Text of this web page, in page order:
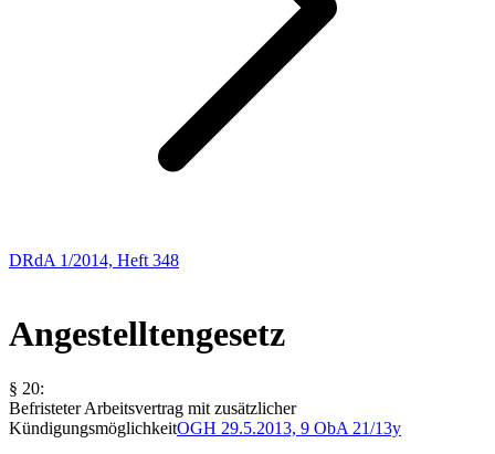
DRdA 1/2014, Heft 348
Angestelltengesetz
§ 20:
Befristeter Arbeitsvertrag mit zusätzlicher
KündigungsmöglichkeitOGH 29.5.2013, 9 ObA 21/13y